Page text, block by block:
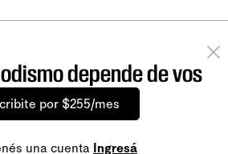
depende de vos
por $255/mes
una cuenta Ingresá